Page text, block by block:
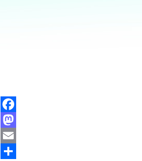
Facebook
Mastodon
Email